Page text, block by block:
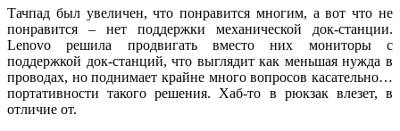
Тачпад был увеличен, что понравится многим, а вот что не
понравится – нет поддержки механической док-станции.
Lenovo решила продвигать вместо них мониторы с
поддержкой док-станций, что выглядит как меньшая нужда в
проводах, но поднимает крайне много вопросов касательно…
портативности такого решения. Хаб-то в рюкзак влезет, в
отличие от.